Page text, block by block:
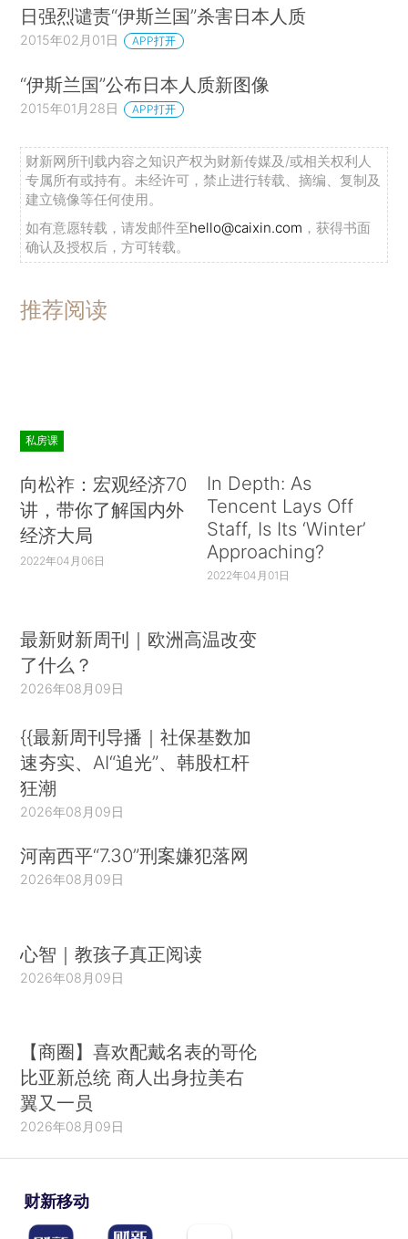
日强烈谴责“伊斯兰国”杀害日本人质
2015年02月01日 APP打开
“伊斯兰国”公布日本人质新图像
2015年01月28日 APP打开
财新网所刊载内容之知识产权为财新传媒及/或相关权利人
专属所有或持有。未经许可，禁止进行转载、摘编、复制及
建立镜像等任何使用。
如有意愿转载，请发邮件至hello@caixin.com ，获得书面
确认及授权后，方可转载。
推荐阅读
私房课
向松祚：宏观经济70
讲，带你了解国内外
经济大局
2022年04月06日
In Depth: As
Tencent Lays Off
Staff, Is Its ‘Winter’
Approaching?
2022年04月01日
最新财新周刊｜欧洲高温改变
了什么？
2026年08月09日
{{最新周刊导播｜社保基数加
速夯实、AI“追光”、韩股杠杆
狂潮
2026年08月09日
河南西平“7.30”刑案嫌犯落网
2026年08月09日
心智｜教孩子真正阅读
2026年08月09日
【商圈】喜欢配戴名表的哥伦
比亚新总统 商人出身拉美右
翼又一员
2026年08月09日
财新移动